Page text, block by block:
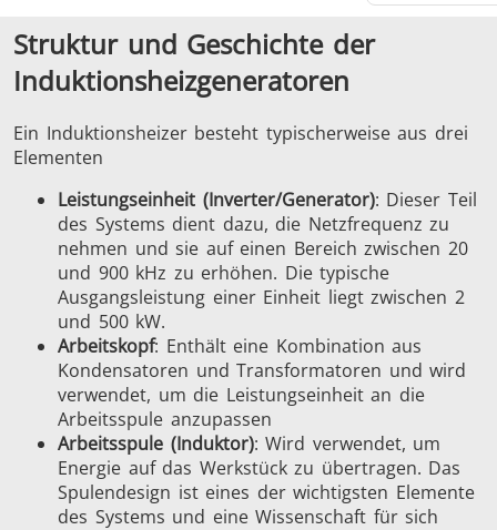
Struktur und Geschichte der
Induktionsheizgeneratoren
Ein Induktionsheizer besteht typischerweise aus drei
Elementen
Leistungseinheit (Inverter/Generator): Dieser Teil
des Systems dient dazu, die Netzfrequenz zu
nehmen und sie auf einen Bereich zwischen 20
und 900 kHz zu erhöhen. Die typische
Ausgangsleistung einer Einheit liegt zwischen 2
und 500 kW.
Arbeitskopf: Enthält eine Kombination aus
Kondensatoren und Transformatoren und wird
verwendet, um die Leistungseinheit an die
Arbeitsspule anzupassen
Arbeitsspule (Induktor): Wird verwendet, um
Energie auf das Werkstück zu übertragen. Das
Spulendesign ist eines der wichtigsten Elemente
des Systems und eine Wissenschaft für sich